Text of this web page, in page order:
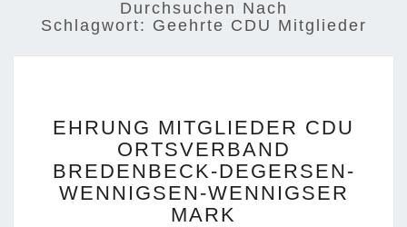
Durchsuchen Nach
Schlagwort: Geehrte CDU Mitglieder
MITGLIEDER
CDU
ORTSVERBAND
BREDENBECK-
DEGERSEN-
EHRUNG MITGLIEDER CDU
ORTSVERBAND
BREDENBECK-DEGERSEN-
WENNIGSEN-WENNIGSER
MARK